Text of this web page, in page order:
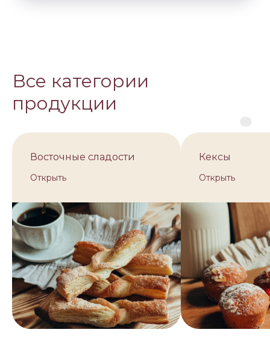
Все категории
продукции
Восточные сладости
Открыть
Кексы
Открыть